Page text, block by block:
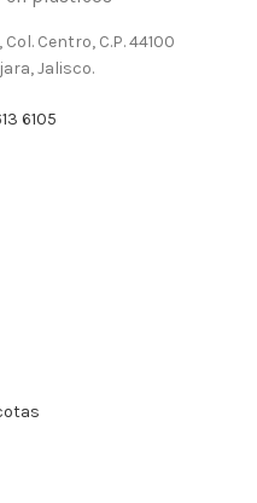
Centro, C.P. 44100
Jalisco.
6105